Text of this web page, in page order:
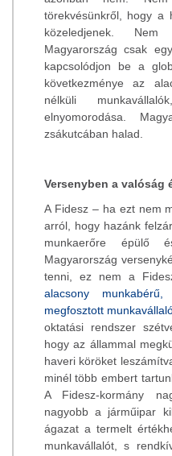
törekvésünkről, hogy a
közeledjenek.
Magyarország csak
kapcsolódjon be a
következménye az
nélküli
elnyomorodása.
zsákutcában halad.
Versenyben a valóság
A Fidesz – ha ezt nem
arról, hogy hazánk
munkaerőre épülő
Magyarország
tenni, ez nem a
alacsony
megfosztott
oktatási rendszer
hogy az állammal
haveri köröket
minél több embert
A Fidesz-kormány
nagyobb a járműipar
ágazat a termelt
munkavállalót, s